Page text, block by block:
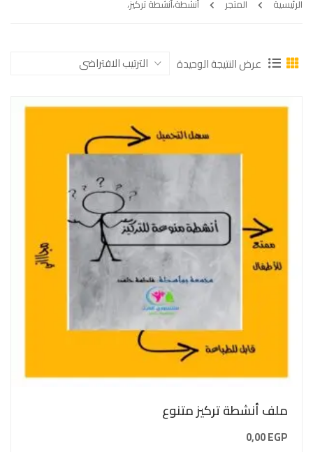
الرئيسية المتجر أنشطة،أنشطة تركيز،
عرض النتيجة الوحيدة
ملف أنشطة تركيز متنوع
0,00EGP